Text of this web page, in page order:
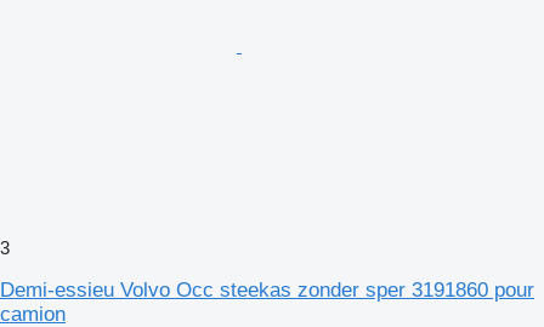
3
Demi-essieu Volvo Occ steekas zonder sper 3191860 pour
camion